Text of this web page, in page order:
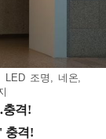
조명, 네온,